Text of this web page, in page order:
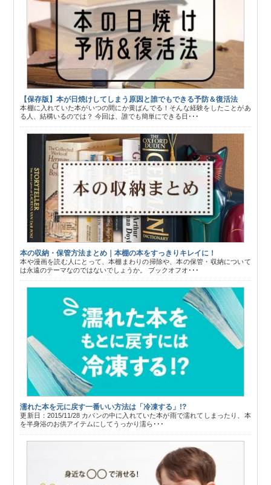
【保存版】本が日焼けしてしまう原因と誰でもできる予防＆復活法
本棚に入れていた本がいつの間にか黄ばんでる！そんな経験をしたことがあ
る人、結構いるのでは？ 今回は、誰でも簡単にできる日･･･
本の収納・保管方法まとめ｜本棚の本をすっきりキレイに！
本や漫画を読む人にとって、本棚まわりの掃除や、本の保管・収納について
は永遠のテーマなのではないでしょうか。 ブックオフオ･･･
濡れた本を元に戻す一番いい方法は「冷凍する」!?
更新日：2015/11/28 カバンの中に入れていた本が雨で濡れてしまったり、本
を半身浴のお供アイテムにしてうっかり濡ら･･･